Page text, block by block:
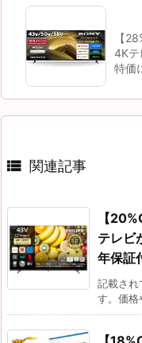
【
4Kテ
特価
 関連記事
【
テレビ
年保証
記載され
す。価格